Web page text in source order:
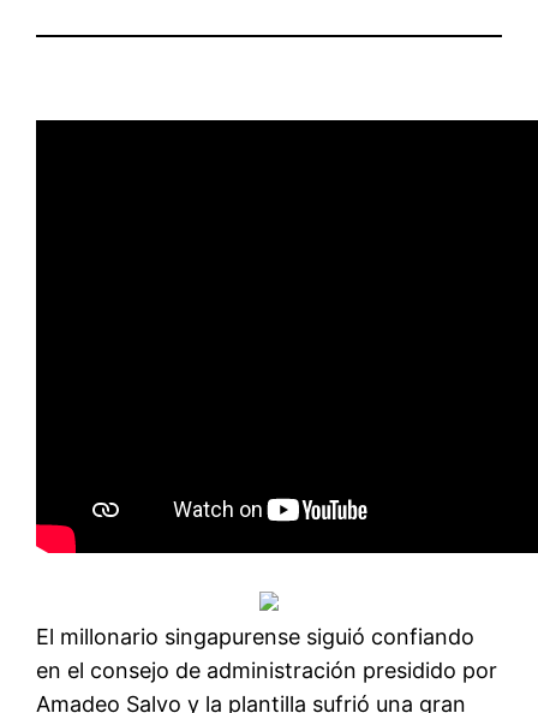
El millonario singapurense siguió confiando
en el consejo de administración presidido por
Amadeo Salvo y la plantilla sufrió una gran